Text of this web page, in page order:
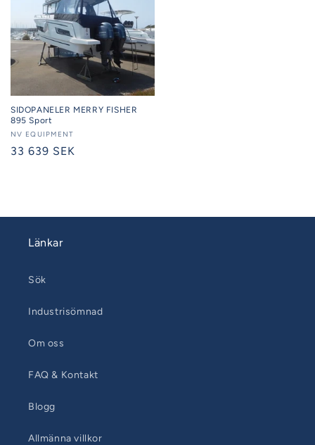
SIDOPANELER MERRY FISHER
895 Sport
Säljare:
NV EQUIPMENT
Ordinarie
33 639 SEK
Länkar
Sök
Industrisömnad
Om oss
FAQ & Kontakt
Blogg
Allmänna villkor